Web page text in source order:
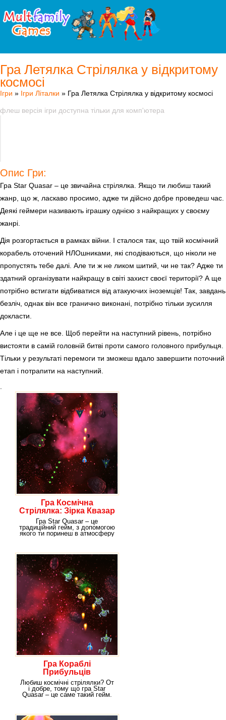
Гра Летялка Стрілялка у відкритому
космосі
Ігри » Ігри Літалки » Гра Летялка Стрілялка у відкритому космосі
флеш версія ігри доступна тільки для комп'ютера
Опис Гри:
Гра Star Quasar – це звичайна стрілялка. Якщо ти любиш такий
жанр, що ж, ласкаво просимо, адже ти дійсно добре проведеш час.
Деякі геймери називають іграшку однією з найкращих у своєму
жанрі.
Дія розгортається в рамках війни. І сталося так, що твій космічний
корабель оточений НЛОшниками, які сподіваються, що ніколи не
пропустять тебе далі. Але ти ж не ликом шитий, чи не так? Адже ти
здатний організувати найкращу в світі захист своєї території? А ще
потрібно встигати відбиватися від атакуючих іноземців! Так, завдань
безліч, однак він все гранично виконані, потрібно тільки зусилля
докласти.
Але і це ще не все. Щоб перейти на наступний рівень, потрібно
вистояти в самій головній битві проти самого головного прибульця.
Тільки у результаті перемоги ти зможеш вдало завершити поточний
етап і потрапити на наступний.
Гра Космічна
Стрілялка: Зірка Квазар
Гра Star Quasar – це
традиційний гейм, з допомогою
якого ти поринеш в атмосферу
Гра Кораблі
Прибульців
Любиш космічні стрілялки? От
і добре, тому що гра Star
Quasar – це саме такий гейм.